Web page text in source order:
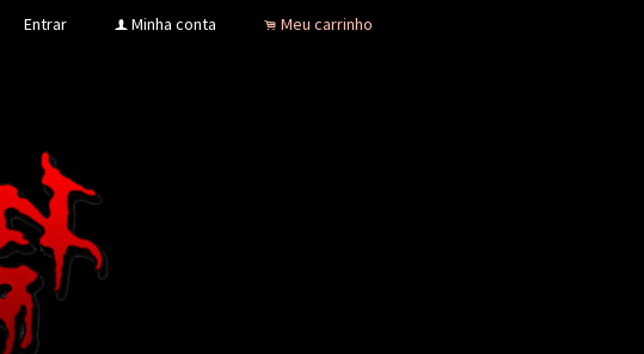
Entrar f Minha conta . Meu carrinho